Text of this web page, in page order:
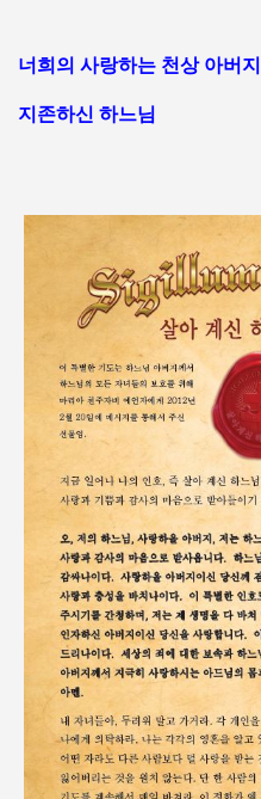
너희의 사랑하는 천상 아버지
지존하신 하느님